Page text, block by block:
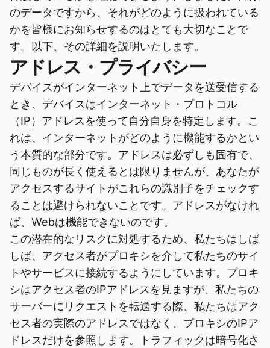
のデータですから、それがどのように扱われている
かを皆様にお知らせするのはとても大切なことで
す。以下、その詳細を説明いたします。
アドレス・プライバシー
デバイスがインターネット上でデータを送受信する
とき、デバイスはインターネット・プロトコル
（IP）アドレスを使って自分自身を特定します。こ
れは、インターネットがどのように機能するかとい
う本質的な部分です。アドレスは必ずしも固有で、
同じものが長く使えるとは限りませんが、あなたが
アクセスするサイトがこれらの識別子をチェックす
ることは避けられないことです。アドレスがなけれ
ば、Webは機能できないのです。
この潜在的なリスクに対処するため、私たちはしば
しば、アクセス者がプロキシを介して私たちのサイ
トやサービスに接続するようにしています。プロキ
シはアクセス者のIPアドレスを見ますが、私たちの
サーバーにリクエストを転送する際、私たちはアク
セス者の実際のアドレスではなく、プロキシのIPア
ドレスだけを参照します。トラフィックは暗号化さ